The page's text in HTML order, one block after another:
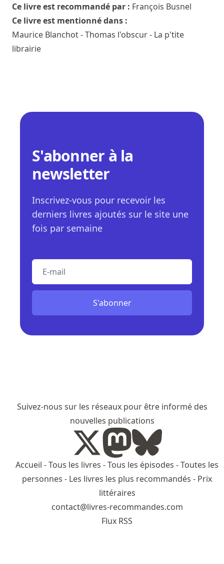
Ce livre est recommandé par : François Busnel
Ce livre est mentionné dans :
Maurice Blanchot - Thomas l'obscur - La p'tite
librairie
S'abonner à la
newsletter
Inscrivez-vous pour recevoir les
derniers livres ajoutés sur le site une
fois par semaine
E-mail
S'abonner
Suivez-nous sur les réseaux pour être informé des
nouvelles publications
Accueil -Tous les livres -Tous les épisodes -Toutes les
personnes - Les livres les plus recommandés - Prix
littéraires
contact@livres-recommandes.com
Flux RSS